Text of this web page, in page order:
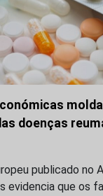
doenças
publicado no
evidencia que os